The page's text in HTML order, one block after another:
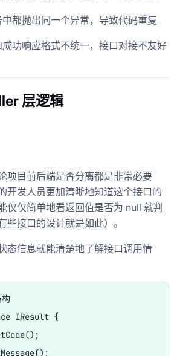
都抛出同一个异常，导致代码重复
功响应格式不统一，接口对接不友好
层逻辑
项目前后端是否分离都是非常必要
开发人员更加清晰地知道这个接口的
仅仅简单地看返回值是否为 null 就判
些接口的设计就是如此）。
态信息就能清楚地了解接口调用情
IResult {